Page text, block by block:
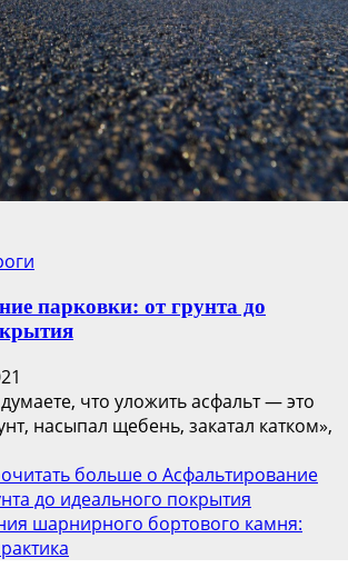
парковки: от грунта до
что уложить асфальт — это
насыпал щебень, закатал катком»,
больше о Асфальтирование
до идеального покрытия
шарнирного бортового камня: